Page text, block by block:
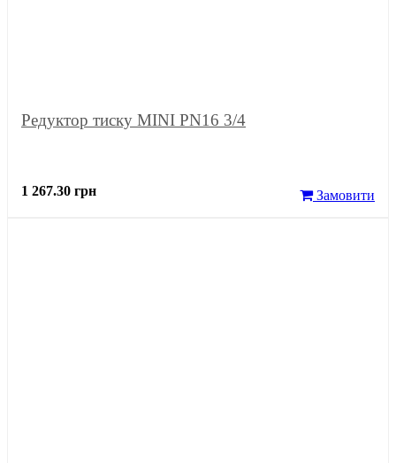
Редуктор тиску MINI PN16 3/4
1 267.30 грн Замовити